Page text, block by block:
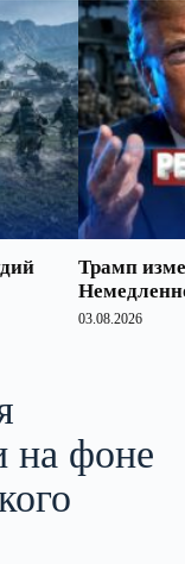
Трамп
03.08.2026
на фоне